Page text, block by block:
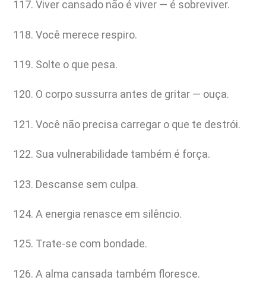
Viver cansado não é viver — é sobreviver.
Você merece respiro.
Solte o que pesa.
O corpo sussurra antes de gritar — ouça.
Você não precisa carregar o que te destrói.
Sua vulnerabilidade também é força.
Descanse sem culpa.
A energia renasce em silêncio.
Trate-se com bondade.
A alma cansada também floresce.